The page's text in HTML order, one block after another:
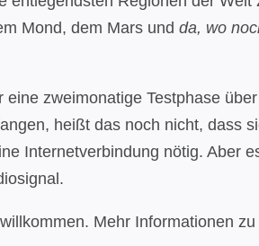
Mond, dem Mars undda, wo
zweimonatige Testphase
heißt das noch nicht, dass
Internetverbindung nötig. Aber
Mehr Informationen